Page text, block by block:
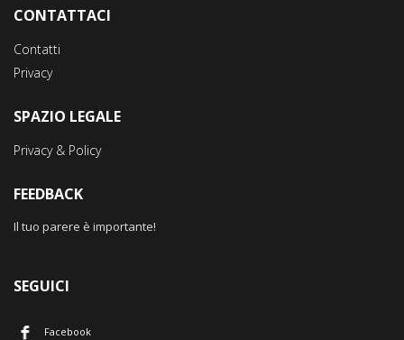
CONTATTACI
Contatti
Privacy
SPAZIO LEGALE
Privacy & Policy
FEEDBACK
Il tuo parere è importante!
SEGUICI
Facebook